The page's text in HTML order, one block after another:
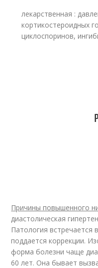
лекарственная :
кортикостероидных
циклоспоринов,
Причины повышенного
диастолическая
Патология
поддается коррекции.
форма болезни чаще
60 лет. Она бывает